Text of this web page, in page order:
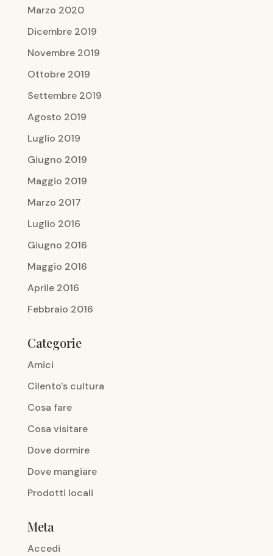
Marzo 2020
Dicembre 2019
Novembre 2019
Ottobre 2019
Settembre 2019
Agosto 2019
Luglio 2019
Giugno 2019
Maggio 2019
Marzo 2017
Luglio 2016
Giugno 2016
Maggio 2016
Aprile 2016
Febbraio 2016
Categorie
Amici
Cilento's cultura
Cosa fare
Cosa visitare
Dove dormire
Dove mangiare
Prodotti locali
Meta
Accedi